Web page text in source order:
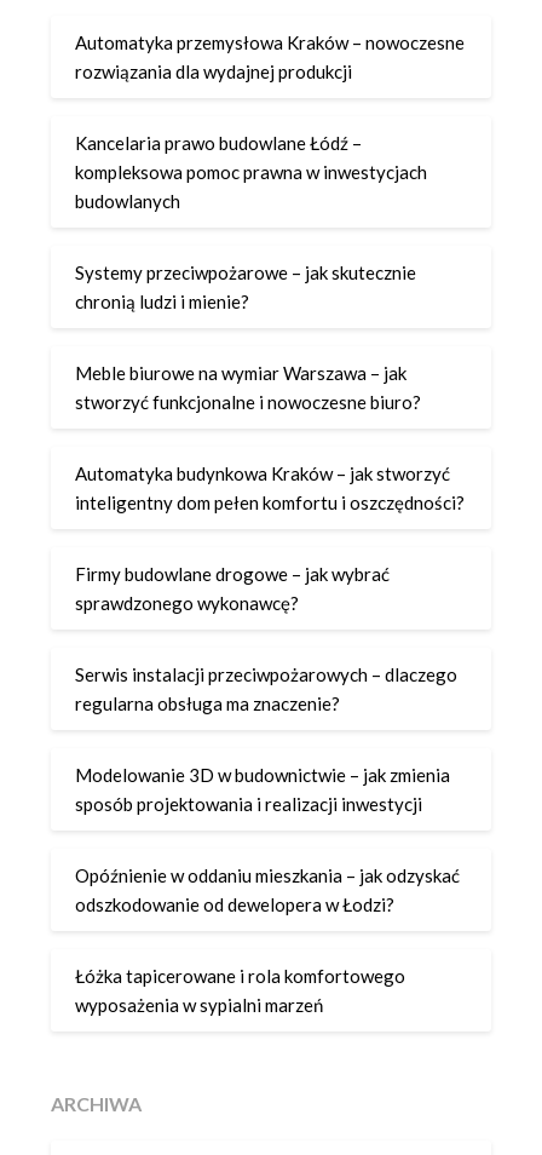
Automatyka przemysłowa Kraków – nowoczesne
rozwiązania dla wydajnej produkcji
Kancelaria prawo budowlane Łódź –
kompleksowa pomoc prawna w inwestycjach
budowlanych
Systemy przeciwpożarowe – jak skutecznie
chronią ludzi i mienie?
Meble biurowe na wymiar Warszawa – jak
stworzyć funkcjonalne i nowoczesne biuro?
Automatyka budynkowa Kraków – jak stworzyć
inteligentny dom pełen komfortu i oszczędności?
Firmy budowlane drogowe – jak wybrać
sprawdzonego wykonawcę?
Serwis instalacji przeciwpożarowych – dlaczego
regularna obsługa ma znaczenie?
Modelowanie 3D w budownictwie – jak zmienia
sposób projektowania i realizacji inwestycji
Opóźnienie w oddaniu mieszkania – jak odzyskać
odszkodowanie od dewelopera w Łodzi?
Łóżka tapicerowane i rola komfortowego
wyposażenia w sypialni marzeń
ARCHIWA